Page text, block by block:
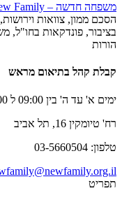
משפחה חדשה – New Family – הארגון לקידום זכויות המשפחה
הסכם ממון, צוואות וירושות,
בציבור, פונדקאות בחו"ל,
הורות
קבלת קהל בתיאום מראש
ימים א' עד ה' בין 09:00 ל 17:00
רח' טיומקין 16, תל אביב
טלפון: 03-5660504
תפריט